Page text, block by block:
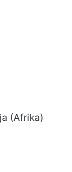
(Afrika)